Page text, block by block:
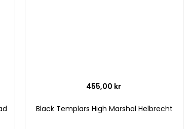
455,00 kr
Black Templars High Marshal Helbrecht